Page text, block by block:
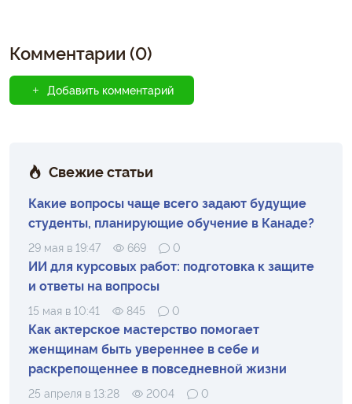
Комментарии (0)
Добавить комментарий
Свежие статьи
Какие вопросы чаще всего задают будущие
студенты, планирующие обучение в Канаде?
29 мая в 19:47 669 0
ИИ для курсовых работ: подготовка к защите
и ответы на вопросы
15 мая в 10:41 845 0
Как актерское мастерство помогает
женщинам быть увереннее в себе и
раскрепощеннее в повседневной жизни
25 апреля в 13:28 2004 0